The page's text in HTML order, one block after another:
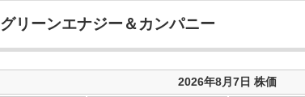
グリーンエナジー＆カンパニー
2026年8月7日 株価